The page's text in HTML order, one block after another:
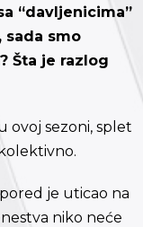
“davljenicima”
sada smo
Šta je razlog
ovoj sezoni, splet
je uticao na
niko neće